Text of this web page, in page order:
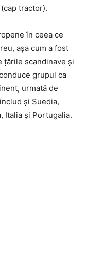
tractor).
în ceea ce
așa cum a fost
țările scandinave și
grupul ca
urmată de
și Suedia,
Italia și Portugalia.